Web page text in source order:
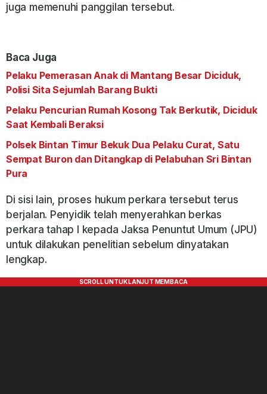
juga memenuhi panggilan tersebut.
Baca Juga
Pelaku Pemerasan Anak di Mantang Besar Diciduk,
Polisi Sita Sejumlah Barang Bukti
Pelaku Pencurian Rumah Kosong Tak Berkutik, Diciduk
Saat Kembali Beraksi
Polsek Bintan Timur Bekuk Dua Pelaku Curat, Satu
Sempat Buron dan Ditangkap di Pelabuhan Sri Bintan
Pura
Di sisi lain, proses hukum perkara tersebut terus
berjalan. Penyidik telah menyerahkan berkas
perkara tahap I kepada Jaksa Penuntut Umum (JPU)
untuk dilakukan penelitian sebelum dinyatakan
lengkap.